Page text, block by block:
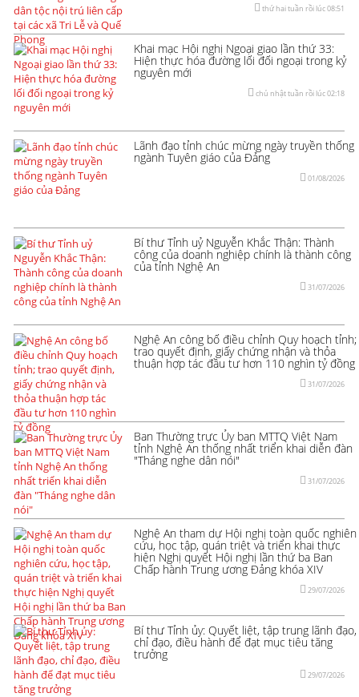
thứ hai tuần rồi lúc 08:51
Khai mạc Hội nghị Ngoại giao lần thứ 33:
Hiện thực hóa đường lối đối ngoại trong kỷ
nguyên mới
chủ nhật tuần rồi lúc 02:18
Lãnh đạo tỉnh chúc mừng ngày truyền thống
ngành Tuyên giáo của Đảng
01/08/2026
Bí thư Tỉnh uỷ Nguyễn Khắc Thận: Thành
công của doanh nghiệp chính là thành công
của tỉnh Nghệ An
31/07/2026
Nghệ An công bố điều chỉnh Quy hoạch tỉnh;
trao quyết định, giấy chứng nhận và thỏa
thuận hợp tác đầu tư hơn 110 nghìn tỷ đồng
31/07/2026
Ban Thường trực Ủy ban MTTQ Việt Nam
tỉnh Nghệ An thống nhất triển khai diễn đàn
"Tháng nghe dân nói"
31/07/2026
Nghệ An tham dự Hội nghị toàn quốc nghiên
cứu, học tập, quán triệt và triển khai thực
hiện Nghị quyết Hội nghị lần thứ ba Ban
Chấp hành Trung ương Đảng khóa XIV
29/07/2026
Bí thư Tỉnh ủy: Quyết liệt, tập trung lãnh đạo,
chỉ đạo, điều hành để đạt mục tiêu tăng
trưởng
29/07/2026